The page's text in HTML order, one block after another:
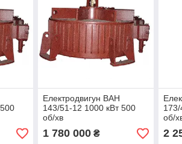
Електродвигун ВАН
143/51-12 1000 кВт 500
об/хв
1 780 000₴
об/
2